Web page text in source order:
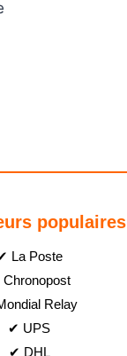
populaires
La Poste
Relay
✔ UPS
✔ DHL